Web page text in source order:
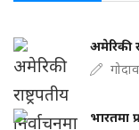
अमेरिकी
भारतमा